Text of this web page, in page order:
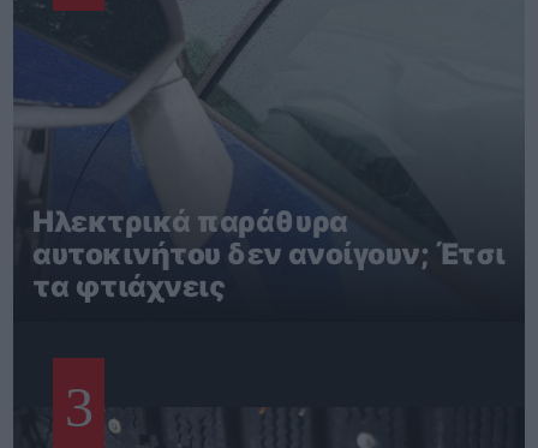
Ηλεκτρικά παράθυρα
αυτοκινήτου δεν ανοίγουν; Έτσι
τα φτιάχνεις
3